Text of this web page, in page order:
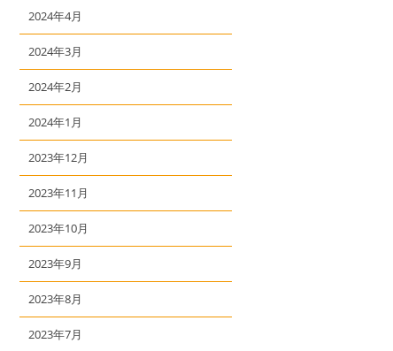
2024年4月
2024年3月
2024年2月
2024年1月
2023年12月
2023年11月
2023年10月
2023年9月
2023年8月
2023年7月